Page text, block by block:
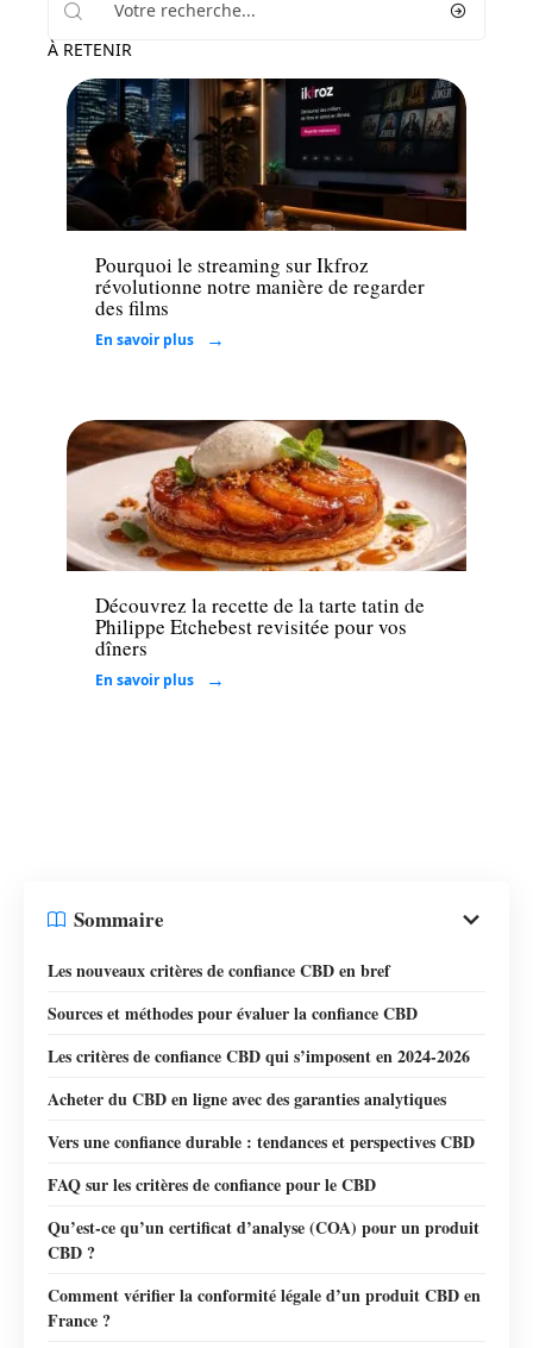
À RETENIR
Loisirs
Pourquoi le streaming sur Ikfroz
révolutionne notre manière de regarder
des films
En savoir plus
Loisirs
Découvrez la recette de la tarte tatin de
Philippe Etchebest revisitée pour vos
dîners
En savoir plus
Sommaire
Les nouveaux critères de confiance CBD en bref
Sources et méthodes pour évaluer la confiance CBD
Les critères de confiance CBD qui s’imposent en 2024-2026
Acheter du CBD en ligne avec des garanties analytiques
Vers une confiance durable : tendances et perspectives CBD
FAQ sur les critères de confiance pour le CBD
Qu’est-ce qu’un certificat d’analyse (COA) pour un produit
CBD ?
Comment vérifier la conformité légale d’un produit CBD en
France ?